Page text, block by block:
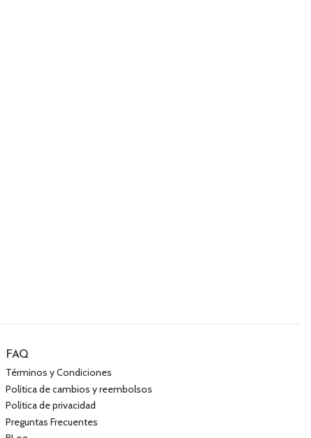
FAQ
Términos y Condiciones
Política de cambios y reembolsos
Política de privacidad
Preguntas Frecuentes